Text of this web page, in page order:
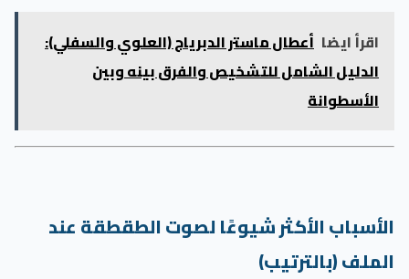
اقرأ ايضا أعطال ماستر الدبرياج (العلوي والسفلي):
الدليل الشامل للتشخيص والفرق بينه وبين
الأسطوانة
الأسباب الأكثر شيوعًا لصوت الطقطقة عند
الملف (بالترتيب)